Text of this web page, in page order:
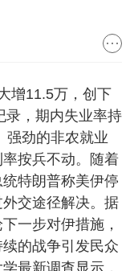
11.5万，创下
录，期内失业率持
强劲的非农就业
按兵不动。随着
特朗普称美伊停
交途径解决。据
一步对伊措施，
的战争引发民众
最新调查显示，